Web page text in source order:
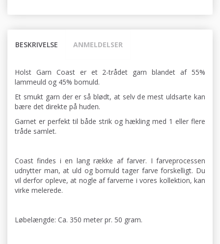
BESKRIVELSE ANMELDELSER
Holst Garn Coast er et 2-trådet garn blandet af 55%
lammeuld og 45% bomuld.
Et smukt garn der er så blødt, at selv de mest uldsarte kan
bære det direkte på huden.
Garnet er perfekt til både strik og hækling med 1 eller flere
tråde samlet.
Coast findes i en lang række af farver. I farveprocessen
udnytter man, at uld og bomuld tager farve forskelligt. Du
vil derfor opleve, at nogle af farverne i vores kollektion, kan
virke melerede.
Løbelængde: Ca. 350 meter pr. 50 gram.